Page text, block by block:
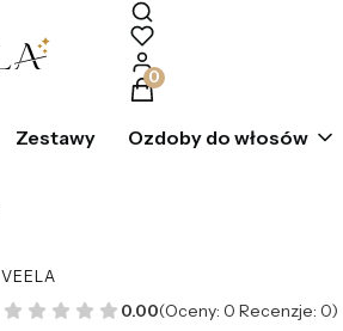
Produkty w koszyku:
Zestawy Ozdoby do włosów
VEELA
0.00(Oceny: 0 Recenzje: 0)